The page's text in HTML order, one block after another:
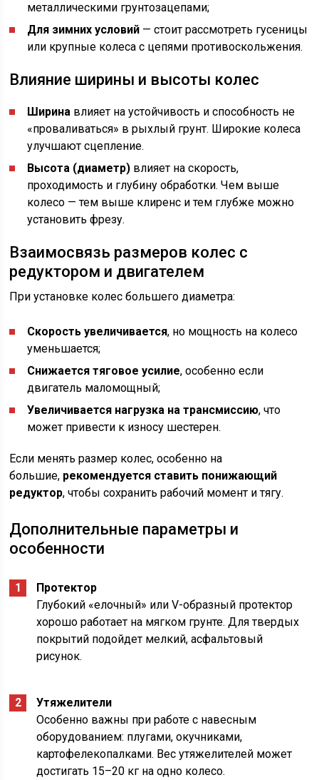
металлическими грунтозацепами;
Для зимних условий — стоит рассмотреть гусеницы
или крупные колеса с цепями противоскольжения.
Влияние ширины и высоты колес
Ширина влияет на устойчивость и способность не
«проваливаться» в рыхлый грунт. Широкие колеса
улучшают сцепление.
Высота (диаметр) влияет на скорость,
проходимость и глубину обработки. Чем выше
колесо — тем выше клиренс и тем глубже можно
установить фрезу.
Взаимосвязь размеров колес с
редуктором и двигателем
При установке колес большего диаметра:
Скорость увеличивается, но мощность на колесо
уменьшается;
Снижается тяговое усилие, особенно если
двигатель маломощный;
Увеличивается нагрузка на трансмиссию, что
может привести к износу шестерен.
Если менять размер колес, особенно на
большие, рекомендуется ставить понижающий
редуктор, чтобы сохранить рабочий момент и тягу.
Дополнительные параметры и
особенности
Протектор
Глубокий «елочный» или V-образный протектор
хорошо работает на мягком грунте. Для твердых
покрытий подойдет мелкий, асфальтовый
рисунок.
Утяжелители
Особенно важны при работе с навесным
оборудованием: плугами, окучниками,
картофелекопалками. Вес утяжелителей может
достигать 15–20 кг на одно колесо.